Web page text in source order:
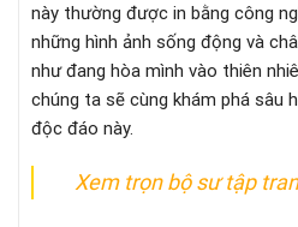
này thường được in bằng công
những hình ảnh sống động và
như đang hòa mình vào thiên
chúng ta sẽ cùng khám phá sâu
độc đáo này.
Xem trọn bộ sư tập